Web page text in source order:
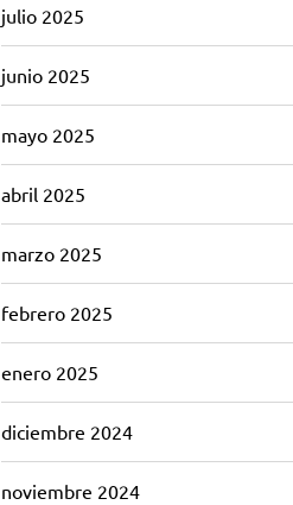
julio 2025
junio 2025
mayo 2025
abril 2025
marzo 2025
febrero 2025
enero 2025
diciembre 2024
noviembre 2024